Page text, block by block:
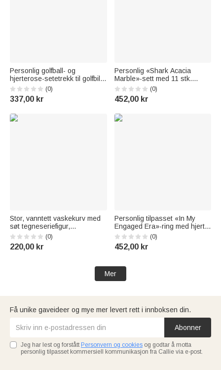
Personlig golfball- og
hjerterose-setetrekk til golfbil
med navn – Valentinsdag- og
bursdagsgave til
golfentusiaster og par
(0)
337,00 kr
Personlig «Shark Acacia
Marble»-sett med 11 stk.
skjærebrett og underlag med
navn – til kjøkkenbruk,
innflyttings- og bursdagsgave
(0)
452,00 kr
Stor, vanntett vaskekurv med
søt tegneseriefigur,
personliggjort med navn –
interiørartikkel, innflyttings- og
bursdagsgave til familien
(0)
220,00 kr
Personlig tilpasset «In My
Engaged Era»-ring med hjerte-
mønster – sett med
skjærebrett og underlag i
akasiamarmor med inngravert
bryllupsgave til par
(0)
452,00 kr
Mer
Få unike gaveideer og mye mer levert rett i innboksen din.
Abonner
Jeg har lest og forstått Personvern og cookies og godtar å motta
personlig tilpasset kommersiell kommunikasjon fra Callie via e-post.